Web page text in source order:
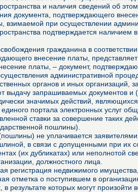
и наличия сведений об
документа, подтверждающего
взимаемой при осуществлении
подтверждается
гражданина в
внесение платы,
платы, – документ,
административной
органов и иных
выдачу запрашиваемых документов и
значимых действий,
портала электронных услуг
ставки за совершение таких
пошлины).
не уплачивается
в связи с допущенными при
(их дубликатах) или неполнотой
должностного лица.
регистрация недвижимого
отметка о поступившем в
в результате которых могут